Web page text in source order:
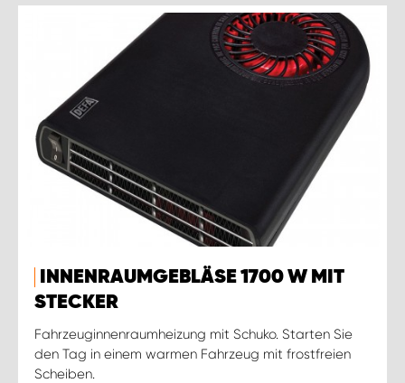
INNENRAUMGEBLÄSE 1700 W MIT
STECKER
Fahrzeuginnenraumheizung mit Schuko. Starten Sie
den Tag in einem warmen Fahrzeug mit frostfreien
Scheiben.